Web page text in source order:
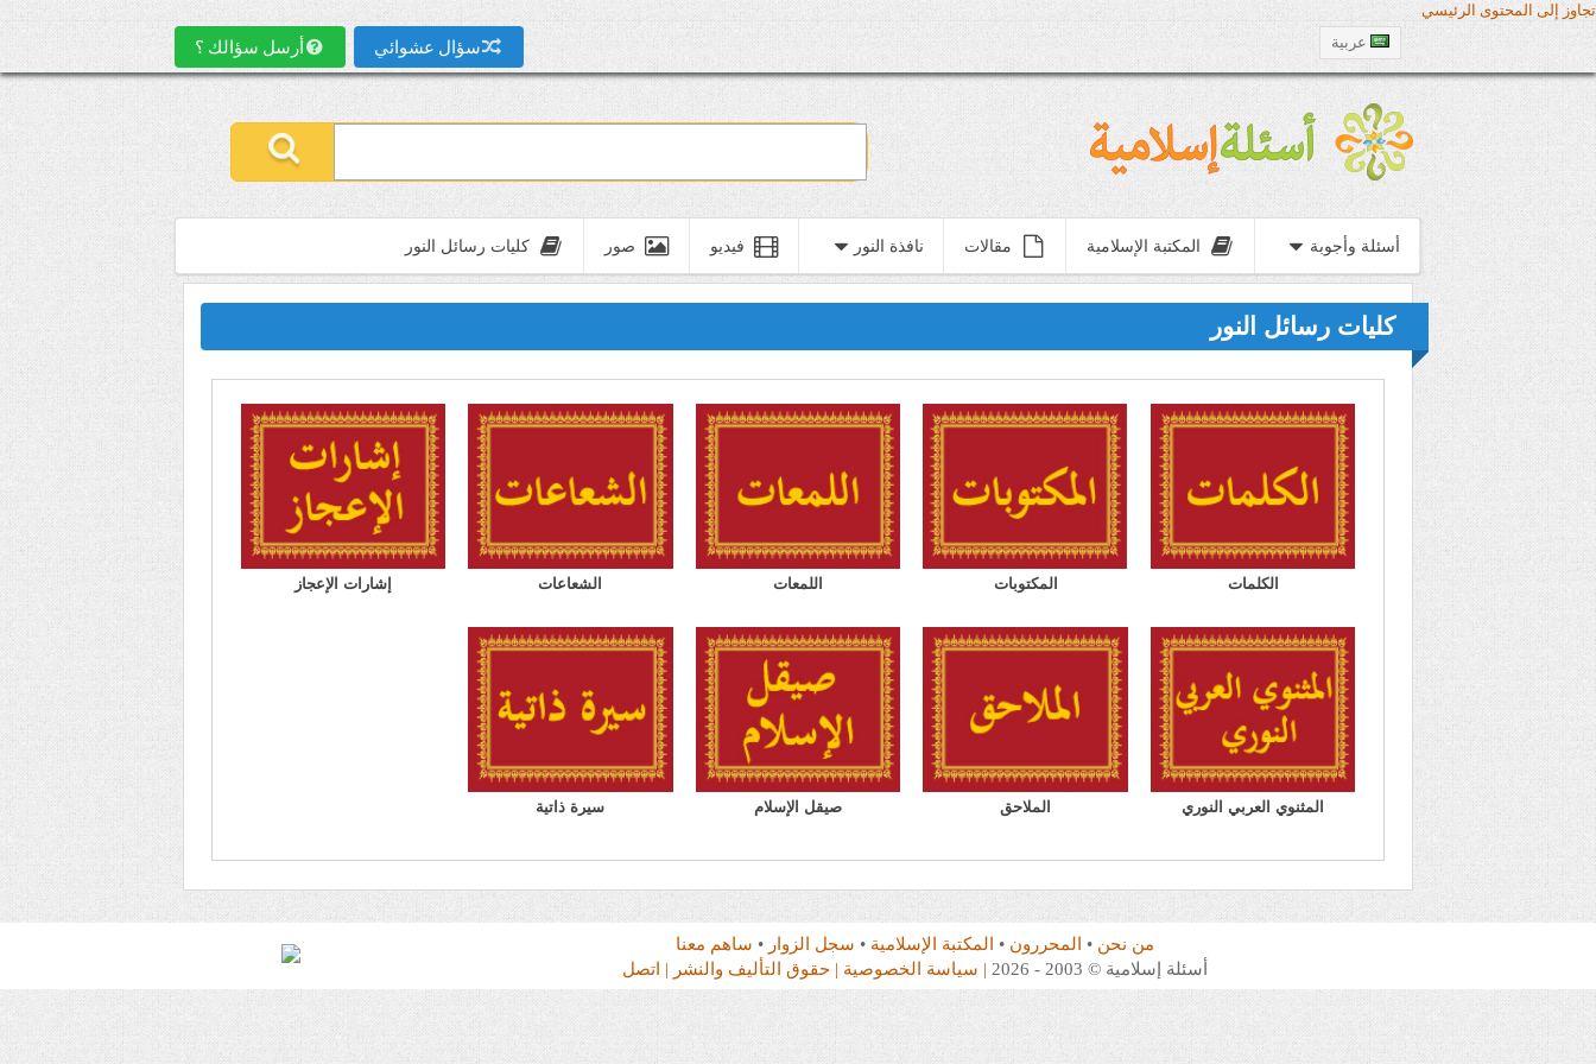
تجاوز إلى المحتوى الرئيسي
عربية
سؤال عشوائي أرسل سؤالك ؟
أسئلة وأجوبة المكتبة الإسلامية مقالات نافذة النور فيديو صور كليات رسائل النور
كليات رسائل النور
الكلمات المكتوبات اللمعات الشعاعات إشارات الإعجاز
المثنوي العربي النوري الملاحق صيقل الإسلام سيرة ذاتية
من نحن • المحررون • المكتبة الإسلامية • سجل الزوار • ساهم معنا
أسئلة إسلامية © 2003 - 2026
| سياسة الخصوصية | حقوق التأليف والنشر | اتصل